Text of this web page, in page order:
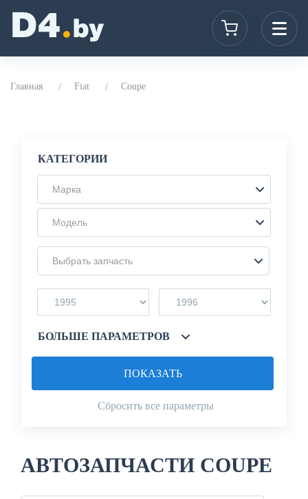
Главная Fiat Coupe
КАТЕГОРИИ
Марка
Модель
Выбрать запчасть
БОЛЬШЕ ПАРАМЕТРОВ
Сбросить все параметры
ПОКАЗАТЬ
АВТОЗАПЧАСТИ COUPE